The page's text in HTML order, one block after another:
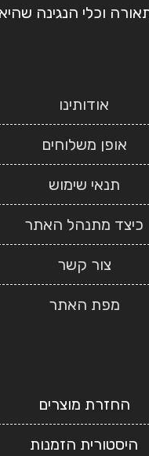
וכלי הנגינה
אודותינו
אופן משלוחים
תנאי שימוש
כיצד מתנהל האתר
צור קשר
מפת האתר
החזרת מוצרים
היסטורית הזמנות